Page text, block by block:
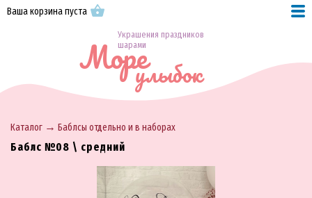
Ваша корзина пуста
Украшения праздников
шарами
Мореулыбок
Каталог → Баблсы отдельно и в наборах
Баблс №08 \ средний